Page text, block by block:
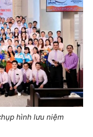
hình lưu niệm